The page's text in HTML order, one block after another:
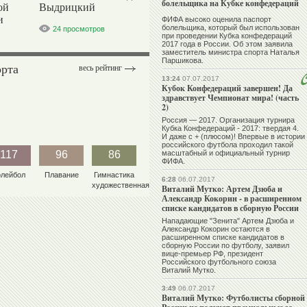
Выдрицкий
24 просмотров
весь рейтинг
117 96
Плавание
86
Гимнастика
художественная
болельщика на Кубке конфедераций
ФИФА высоко оценила паспорт
болельщика, который был использован
при проведении Кубка конфедераций
2017 года в России. Об этом заявила
заместитель министра спорта Наталья
Паршикова.
13:2407.07.2017
Кубок Конфедераций завершен! Да
здравствует Чемпионат мира! (часть
2)
Россия — 2017. Организация турнира
Кубка Конфедераций - 2017: твердая 4.
И даже с + (плюсом)! Впервые в истории
российского футбола проходил такой
масштабный и официальный турнир
ФИФА.
6:2806.07.2017
Виталий Мутко: Артем Дзюба и
Александр Кокорин - в расширенном
списке кандидатов в сборную России
Нападающие "Зенита" Артем Дзюба и
Александр Кокорин остаются в
расширенном списке кандидатов в
сборную России по футболу, заявил
вице-премьер РФ, президент
Российского футбольного союза
Виталий Мутко.
3:4906.07.2017
Виталий Мутко: Футболисты сборной